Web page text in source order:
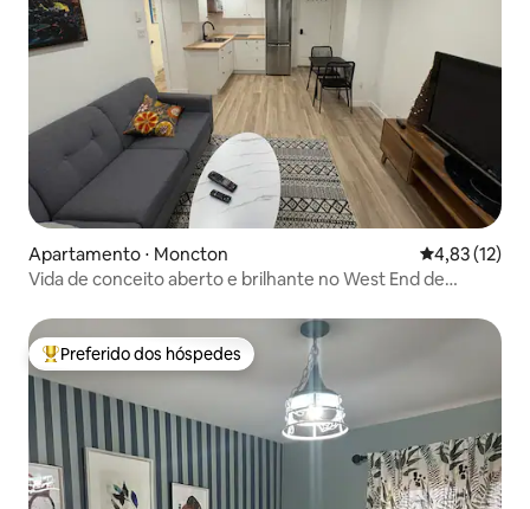
Apartamento ⋅ Moncton 4,83 de uma
4,83 (12)
Vida de conceito aberto e brilhante no West End de
Entre os melhores preferidos dos hóspedes
Preferido dos hóspedes